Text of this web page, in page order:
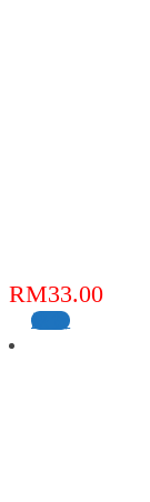
RM33.00
缺货